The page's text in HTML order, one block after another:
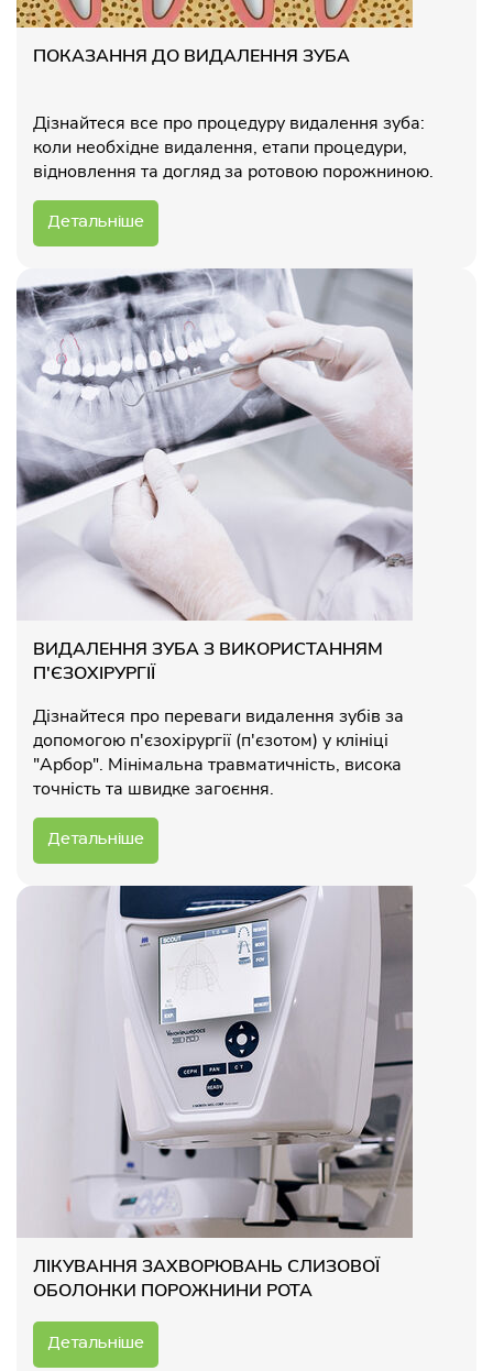
ПОКАЗАННЯ ДО ВИДАЛЕННЯ ЗУБА
Дізнайтеся все про процедуру видалення зуба:
коли необхідне видалення, етапи процедури,
відновлення та догляд за ротовою порожниною.
Детальніше
ВИДАЛЕННЯ ЗУБА З ВИКОРИСТАННЯМ
П'ЄЗОХІРУРГІЇ
Дізнайтеся про переваги видалення зубів за
допомогою п'єзохірургії (п'єзотом) у клініці
"Арбор". Мінімальна травматичність, висока
точність та швидке загоєння.
Детальніше
ЛІКУВАННЯ ЗАХВОРЮВАНЬ СЛИЗОВОЇ
ОБОЛОНКИ ПОРОЖНИНИ РОТА
Детальніше